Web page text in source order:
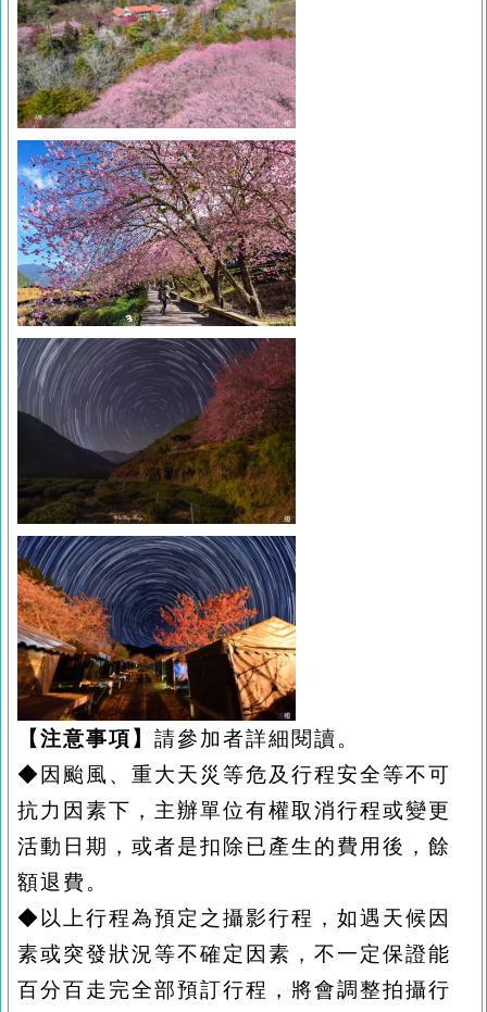
【注意事項】 請參加者詳細閱讀。
◆因颱風、重大天災等危及行程安全等不可
抗力因素下，主辦單位有權取消行程或變更
活動日期，或者是扣除已產生的費用後，餘
額退費。
◆以上行程為預定之攝影行程， 如遇天候因
素或突發狀況等不確定因素， 不一定保證能
百分百走完全部預訂行程， 將會調整拍攝行